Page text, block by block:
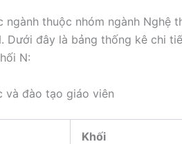
ngành thuộc nhóm ngành Nghệ
Dưới đây là bảng thống kê chi
N:
và đào tạo giáo viên
Khối